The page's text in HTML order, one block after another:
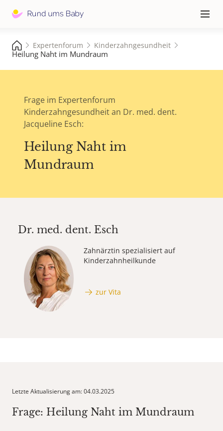
≡
Expertenforum Kinderzahngesundheit
Heilung Naht im Mundraum
Frage im Expertenforum
Kinderzahngesundheit an Dr. med. dent.
Jacqueline Esch:
Heilung Naht im
Mundraum
Dr. med. dent. Esch
Zahnärztin spezialisiert auf
Kinderzahnheilkunde
zur Vita
Letzte Aktualisierung am: 04.03.2025
Frage: Heilung Naht im Mundraum